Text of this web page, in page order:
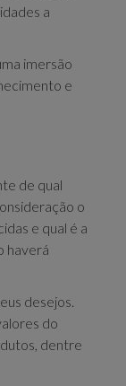
a
imersão
e
de qual
o
e qual é a
haverá
desejos.
do
dentre